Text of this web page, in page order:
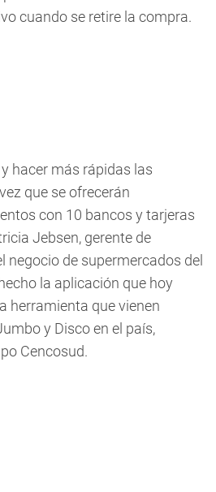
cuando se retire la compra.
hacer más rápidas las
que se ofrecerán
con 10 bancos y tarjeras
Jebsen, gerente de
negocio de supermercados del
la aplicación que hoy
herramienta que vienen
y Disco en el país,
Cencosud.